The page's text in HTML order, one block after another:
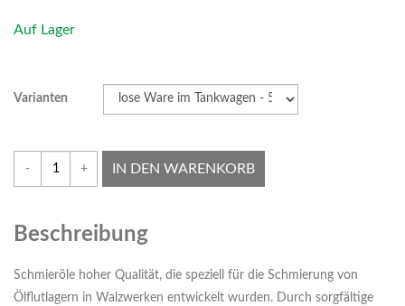
Auf Lager
Varianten
- + IN DEN WARENKORB
Beschreibung
Schmieröle hoher Qualität, die speziell für die Schmierung von
Ölflutlagern in Walzwerken entwickelt wurden. Durch sorgfältige